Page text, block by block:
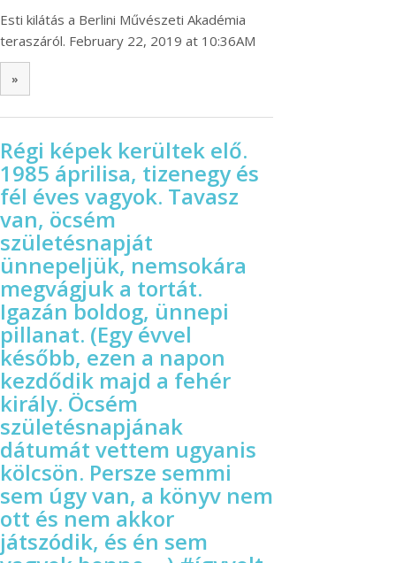
Esti kilátás a Berlini Művészeti Akadémia
teraszáról. February 22, 2019 at 10:36AM
»
Régi képek kerültek elő.
1985 áprilisa, tizenegy és
fél éves vagyok. Tavasz
van, öcsém
születésnapját
ünnepeljük, nemsokára
megvágjuk a tortát.
Igazán boldog, ünnepi
pillanat. (Egy évvel
később, ezen a napon
kezdődik majd a fehér
király. Öcsém
születésnapjának
dátumát vettem ugyanis
kölcsön. Persze semmi
sem úgy van, a könyv nem
ott és nem akkor
játszódik, és én sem